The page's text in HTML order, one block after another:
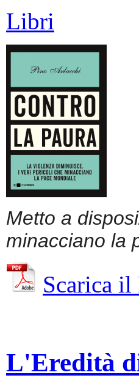
Libri
Metto a
minacciano la
Scarica il
L'Eredità